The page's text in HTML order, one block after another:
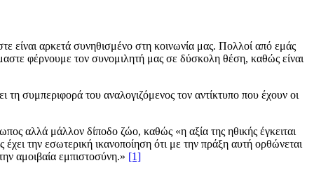
είναι αρκετά συνηθισμένο στη κοινωνία μας. Πολλοί από εμάς
φέρνουμε τον συνομιλητή μας σε δύσκολη θέση, καθώς είναι
τη συμπεριφορά του αναλογιζόμενος τον αντίκτυπο που έχουν οι
αλλά μάλλον δίποδο ζώο, καθώς «η αξία της ηθικής έγκειται
την εσωτερική ικανοποίηση ότι με την πράξη αυτή ορθώνεται
αμοιβαία εμπιστοσύνη.» [1]